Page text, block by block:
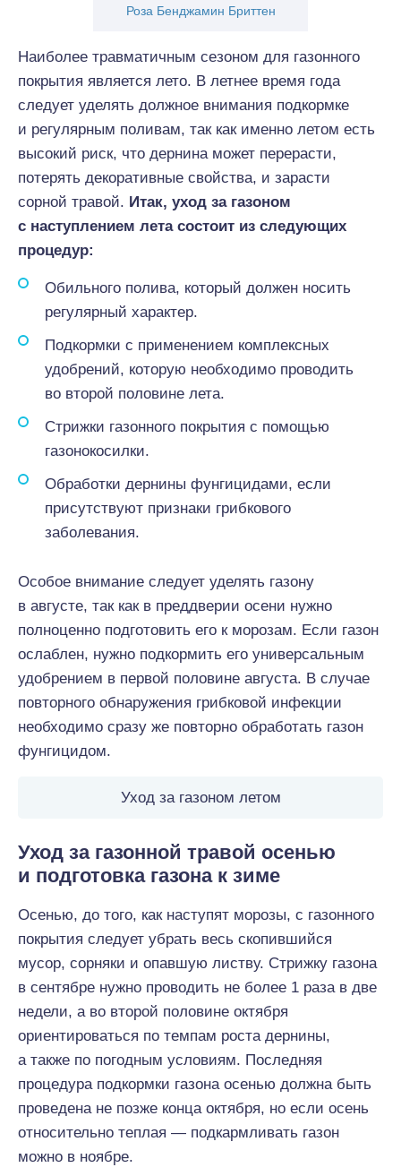
Роза Бенджамин Бриттен
Наиболее травматичным сезоном для газонного
покрытия является лето. В летнее время года
следует уделять должное внимания подкормке
и регулярным поливам, так как именно летом есть
высокий риск, что дернина может перерасти,
потерять декоративные свойства, и зарасти
сорной травой. Итак, уход за газоном
с наступлением лета состоит из следующих
процедур:
Обильного полива, который должен носить
регулярный характер.
Подкормки с применением комплексных
удобрений, которую необходимо проводить
во второй половине лета.
Стрижки газонного покрытия с помощью
газонокосилки.
Обработки дернины фунгицидами, если
присутствуют признаки грибкового
заболевания.
Особое внимание следует уделять газону
в августе, так как в преддверии осени нужно
полноценно подготовить его к морозам. Если газон
ослаблен, нужно подкормить его универсальным
удобрением в первой половине августа. В случае
повторного обнаружения грибковой инфекции
необходимо сразу же повторно обработать газон
фунгицидом.
Уход за газоном летом
Уход за газонной травой осенью
и подготовка газона к зиме
Осенью, до того, как наступят морозы, с газонного
покрытия следует убрать весь скопившийся
мусор, сорняки и опавшую листву. Стрижку газона
в сентябре нужно проводить не более 1 раза в две
недели, а во второй половине октября
ориентироваться по темпам роста дернины,
а также по погодным условиям. Последняя
процедура подкормки газона осенью должна быть
проведена не позже конца октября, но если осень
относительно теплая — подкармливать газон
можно в ноябре.